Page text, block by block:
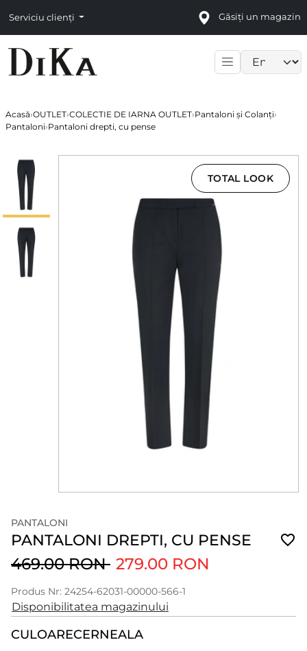
Serviciu clienți Găsiți un magazin
Acasă›OUTLET›COLECTIE DE IARNA OUTLET›Pantaloni și Colanți›
Pantaloni›Pantaloni drepti, cu pense
TOTAL LOOK
PANTALONI
PANTALONI DREPTI, CU PENSE
469.00 RON 279.00 RON
Produs Nr: 24254-62031-00000-566-1
Disponibilitatea magazinului
CULOARECERNEALA